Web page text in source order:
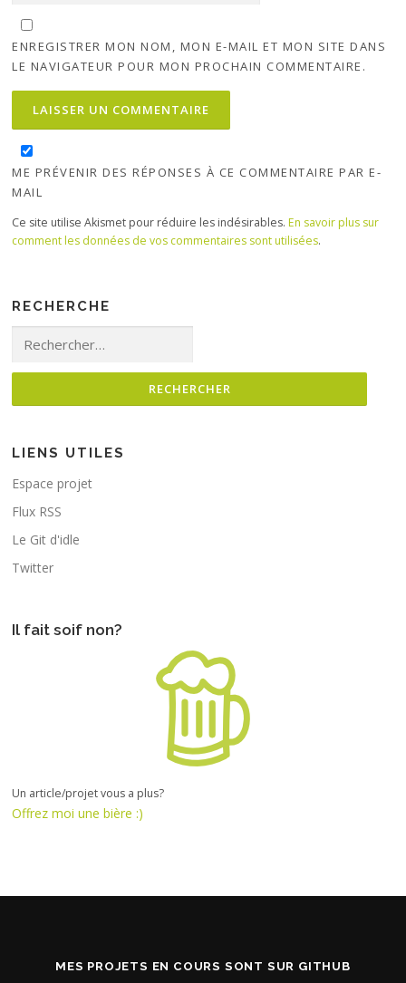
ENREGISTRER MON NOM, MON E-MAIL ET MON SITE DANS
LE NAVIGATEUR POUR MON PROCHAIN COMMENTAIRE.
ME PRÉVENIR DES RÉPONSES À CE COMMENTAIRE PAR E-
MAIL
Ce site utilise Akismet pour réduire les indésirables.En savoir plus sur
comment les données de vos commentaires sont utilisées.
RECHERCHE
LIENS UTILES
Espace projet
Flux RSS
Le Git d'idle
Twitter
Il fait soif non?
Un article/projet vous a plus?
Offrez moi une bière :)
MES PROJETS EN COURS SONT SUR GITHUB